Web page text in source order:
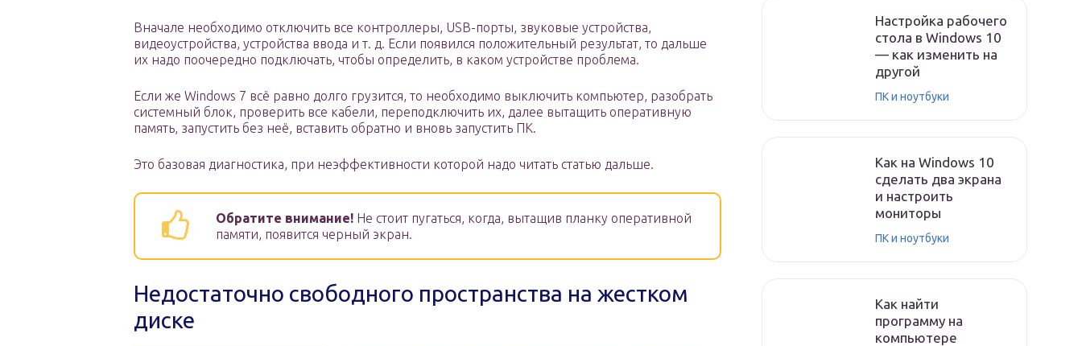
Вначале необходимо отключить все контроллеры, USB-порты, звуковые устройства,
видеоустройства, устройства ввода и т. д. Если появился положительный результат, то дальше
их надо поочередно подключать, чтобы определить, в каком устройстве проблема.
Если же Windows 7 всё равно долго грузится, то необходимо выключить компьютер, разобрать
системный блок, проверить все кабели, переподключить их, далее вытащить оперативную
память, запустить без неё, вставить обратно и вновь запустить ПК.
Это базовая диагностика, при неэффективности которой надо читать статью дальше.
Обратите внимание! Не стоит пугаться, когда, вытащив планку оперативной
памяти, появится черный экран.
Недостаточно свободного пространства на жестком
диске
Настройка рабочего
стола в Windows 10
— как изменить на
другой
ПК и ноутбуки
Как на Windows 10
сделать два экрана
и настроить
мониторы
ПК и ноутбуки
Как найти
программу на
компьютере